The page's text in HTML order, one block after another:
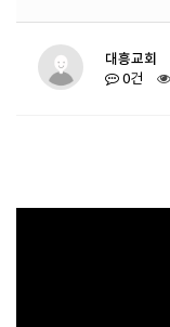
대흥교회
0건